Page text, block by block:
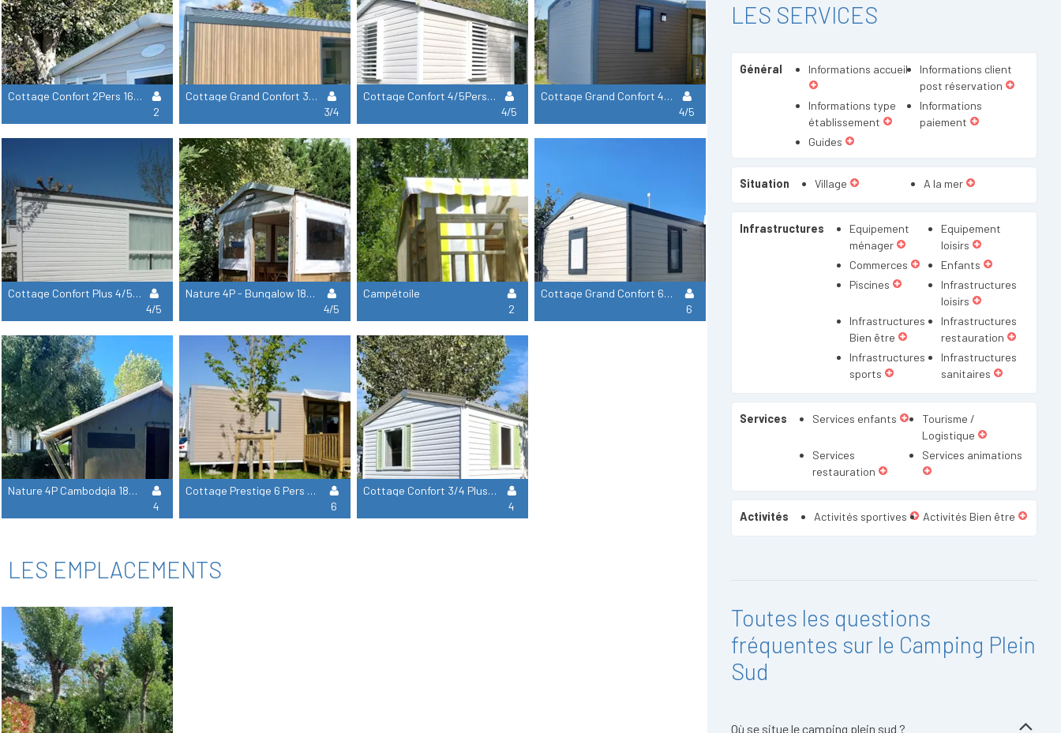
Cottage Confort 2Pers 16M² (1 Chambre) - Tv
2
Cottage Grand Confort 3/4Pers 29M² (2 Chambres) - Tv
3/4
Cottage Confort 4/5Pers 25 À 27M² (2 Chambres) - Tv
4/5
Cottage Grand Confort 4/5 Pers 27-33M² (2 Chambres) - Tv
4/5
Cottage Confort Plus 4/5Pers 27 À 30M² (2 Chambres) Dont Terrasse Semi-Couverte - Tv
4/5
Nature 4P - Bungalow 18M² (2 Chambres) Dont Terrasse Couverte Fermée 8M² - Sans Sanitaires & Sans Tv
4/5
Campétoile
2
Cottage Grand Confort 6Pers 33M² (3 Chambres) - Tv
6
Nature 4P Cambodgia 18M² (2 Chambres) - Sans Sanitaire & Sans Tv
4
Cottage Prestige 6 Pers 40M², 3 Chambres, 2 Salles De Bains
6
Cottage Confort 3/4 Plus - 2 Chambres - Tv
4
LES EMPLACEMENTS
LES SERVICES
Général Informations accueil
Informations client
post réservation
Informations type
établissement
Informations
paiement
Guides
Situation Village A la mer
Infrastructures
Equipement
ménager
Equipement
loisirs
Commerces
Enfants
Piscines
Infrastructures
loisirs
Infrastructures
Bien être
Infrastructures
restauration
Infrastructures
sports
Infrastructures
sanitaires
Services Services enfants
Tourisme /
Logistique
Services
restauration
Services animations
Activités Activités sportives Activités Bien être
Toutes les questions
fréquentes sur le Camping Plein
Sud
Où se situe le camping plein sud ?